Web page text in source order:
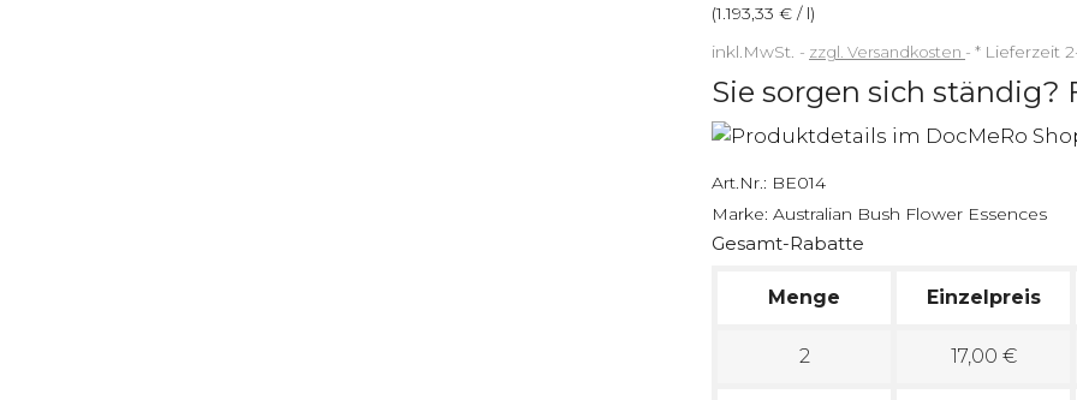
(1.193,33 € / l)
inkl.MwSt.
zzgl. Versandkosten * Lieferzeit
Sie sorgen sich ständig?
Art.Nr.: BE014
Marke: Australian Bush Flower Essences
Gesamt-Rabatte
Menge Einzelpreis
2 17,00 €